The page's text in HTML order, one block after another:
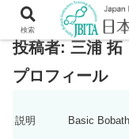
投稿者: 三浦 拓
プロフィール
説明 Basic
検索